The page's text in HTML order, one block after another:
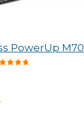
PowerUp M70